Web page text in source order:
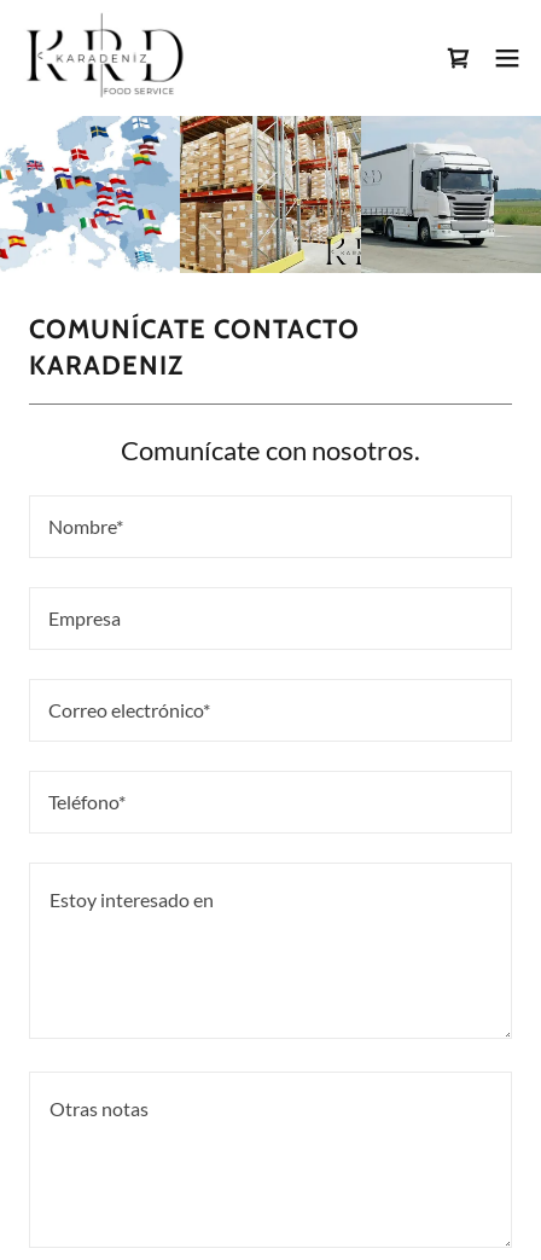
COMUNÍCATE CONTACTO
KARADENIZ
Comunícate con nosotros.
Nombre*
Empresa
Correo electrónico*
Teléfono*